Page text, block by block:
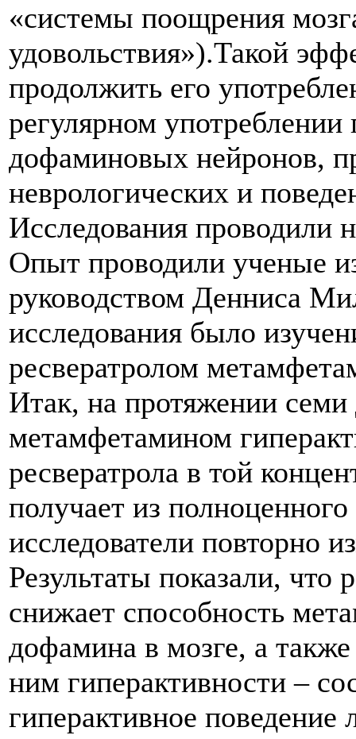
«системы поощрения
удовольствия»).Такой
продолжить его
регулярном
дофаминовых нейронов,
неврологических и
Исследования проводили
Опыт проводили ученые
руководством Денниса
исследования было
ресвератролом
Итак, на протяжении
метамфетамином
ресвератрола в той
получает из
исследователи повторно
Результаты показали, что
снижает способность
дофамина в мозге, а
ним гиперактивности –
гиперактивное